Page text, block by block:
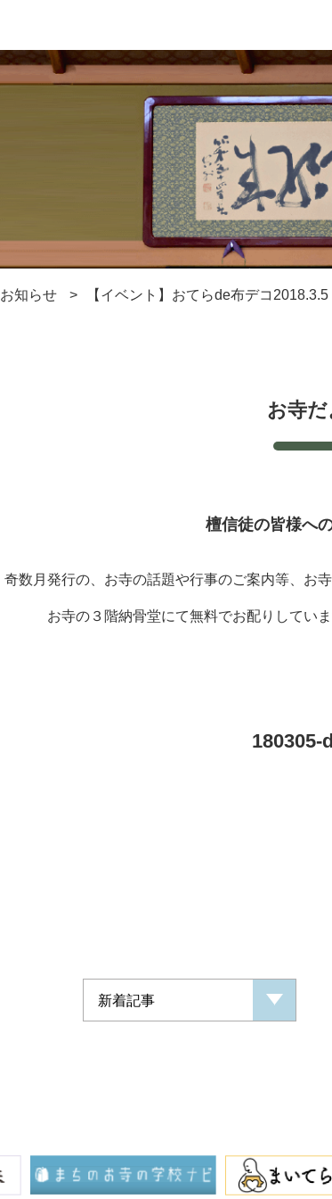
お知らせ 【イベント】おてらde布デコ2018.3.5
お寺だ
檀信徒の皆様へ
奇数月発行の、お寺の話題や行事のご案内等、お
お寺の３階納骨堂にて無料でお配りしてい
180305-